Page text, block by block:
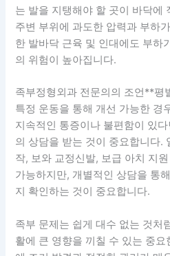
는 발을 지탱해야 할 곳이 바닥에
주변 부위에 과도한 압력과 부하
한 발바닥 근육 및 인대에도 부하
의 위험이 높아집니다.
족부정형외과 전문의의 조언**평
특정 운동을 통해 개선 가능한 경
지속적인 통증이나 불편함이 있
의 상담을 받는 것이 중요합니다.
작, 보와 교정신발, 보급 아치 지
가능하지만, 개별적인 상담을 통
지 확인하는 것이 중요합니다.
족부 문제는 쉽게 대수 없는 것처
활에 큰 영향을 끼칠 수 있는 중